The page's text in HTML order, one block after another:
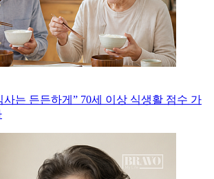
사는 든든하게” 70세 이상 식생활 점수 가